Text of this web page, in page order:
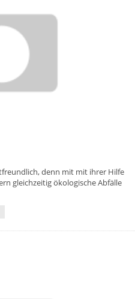
denn mit mit ihrer Hilfe
gleichzeitig ökologische Abfälle